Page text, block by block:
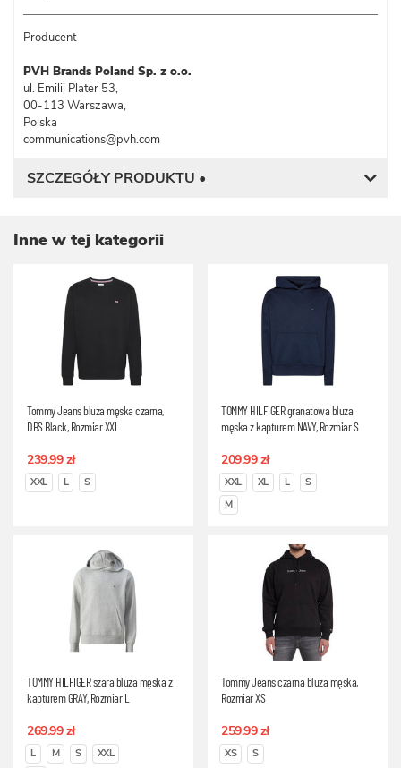
Producent
PVH Brands Poland Sp. z o.o.
ul. Emilii Plater 53,
00-113 Warszawa,
Polska
communications@pvh.com
SZCZEGÓŁY PRODUKTU •
Inne w tej kategorii
Tommy Jeans bluza męska czarna,
DBS Black, Rozmiar XXL
239.99 zł
XXL L S
TOMMY HILFIGER granatowa bluza
męska z kapturem NAVY, Rozmiar S
209.99 zł
XXL XL L
S
M
TOMMY HILFIGER szara bluza męska z
kapturem GRAY, Rozmiar L
269.99 zł
L M S XXL
Tommy Jeans czarna bluza męska,
Rozmiar XS
259.99 zł
XS S